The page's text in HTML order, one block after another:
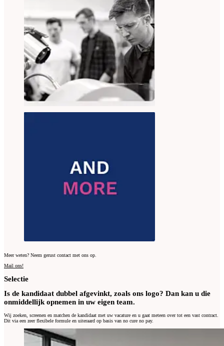
Meer weten? Neem gerust contact met ons op.
Mail ons!
Selectie
Is de kandidaat dubbel afgevinkt, zoals ons logo? Dan kan u die
onmiddellijk opnemen in uw eigen team.
Wij zoeken, screenen en matchen de kandidaat met uw vacature en u gaat meteen over tot een vast contract.
Dit via een zeer flexibele formule en uiteraard op basis van no cure no pay.